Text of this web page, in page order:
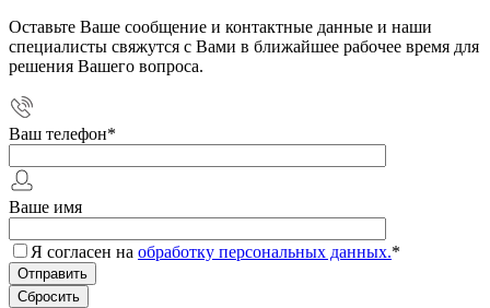
Оставьте Ваше сообщение и контактные данные и наши
специалисты свяжутся с Вами в ближайшее рабочее время для
решения Вашего вопроса.
Ваш телефон*
Ваше имя
Я согласен на обработку персональных данных.*